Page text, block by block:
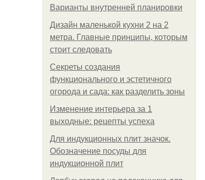
Варианты внутренней планировки
Дизайн маленькой кухни 2 на 2
метра. Главные принципы, которым
стоит следовать
Секреты создания
функционального и эстетичного
огорода и сада: как разделить зоны
Изменение интерьера за 1
выходные: рецепты успеха
Для индукционных плит значок.
Обозначение посуды для
индукционной плит